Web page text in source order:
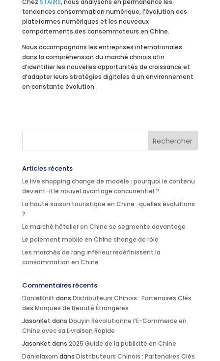
tendances consommation numérique, l’évolution des
plateformes numériques et les nouveaux
comportements des consommateurs en Chine.
Nous accompagnons les entreprises internationales
dans la compréhension du marché chinois afin
d’identifier les nouvelles opportunités de croissance et
d’adapter leurs stratégies digitales à un environnement
en constante évolution.
Articles récents
Le live shopping change de modèle : pourquoi le contenu
devient-il le nouvel avantage concurrentiel ?
La haute saison touristique en Chine : quelles évolutions
?
Le marché hôtelier en Chine se segmente davantage
Le paiement mobile en Chine change de rôle
Les marchés de rang inférieur redéfinissent la
consommation en Chine
Commentaires récents
DanielKnilt dans Distributeurs Chinois : Partenaires Clés
des Marques de Beauté Étrangères
JasonKet dans Douyin Révolutionne l’E-Commerce en
Chine avec sa Livraison Rapide
JasonKet dans 2025 Guide de la publicité en Chine
Danielaxorn dans Distributeurs Chinois : Partenaires Clés